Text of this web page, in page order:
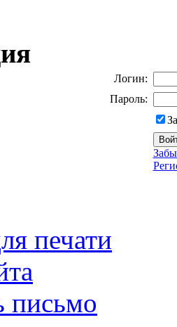
Логин:
Пароль:
печати
письмо